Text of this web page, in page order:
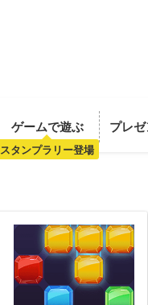
ゲームで遊ぶ
スタンプラリー登場
プレ